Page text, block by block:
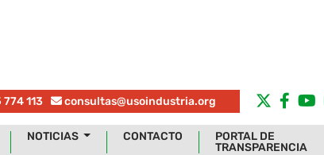
113 consultas@usoindustria.org
NOTICIAS CONTACTO
PORTAL DE
TRANSPARENCIA